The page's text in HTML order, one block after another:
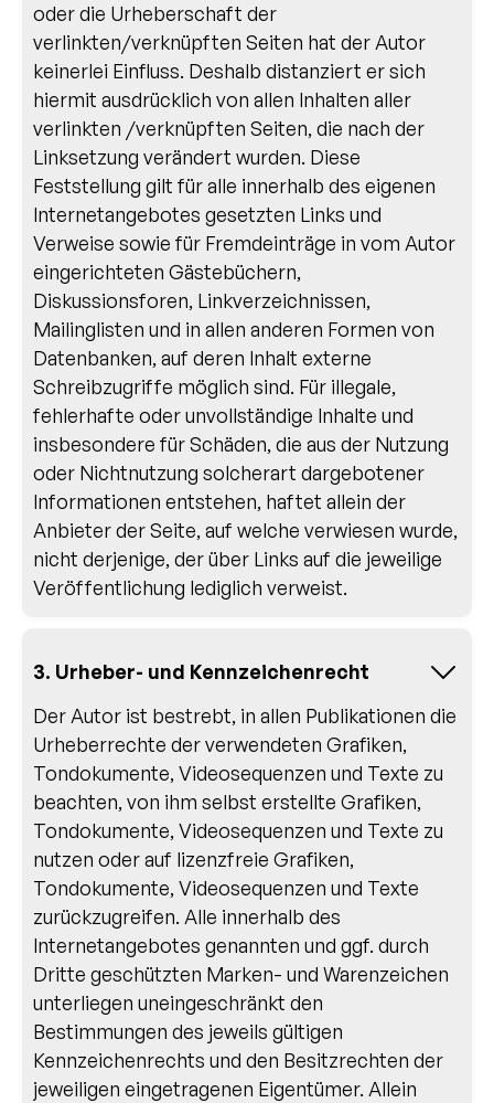
oder die Urheberschaft der
verlinkten/verknüpften Seiten hat der Autor
keinerlei Einfluss. Deshalb distanziert er sich
hiermit ausdrücklich von allen Inhalten aller
verlinkten /verknüpften Seiten, die nach der
Linksetzung verändert wurden. Diese
Feststellung gilt für alle innerhalb des eigenen
Internetangebotes gesetzten Links und
Verweise sowie für Fremdeinträge in vom Autor
eingerichteten Gästebüchern,
Diskussionsforen, Linkverzeichnissen,
Mailinglisten und in allen anderen Formen von
Datenbanken, auf deren Inhalt externe
Schreibzugriffe möglich sind. Für illegale,
fehlerhafte oder unvollständige Inhalte und
insbesondere für Schäden, die aus der Nutzung
oder Nichtnutzung solcherart dargebotener
Informationen entstehen, haftet allein der
Anbieter der Seite, auf welche verwiesen wurde,
nicht derjenige, der über Links auf die jeweilige
Veröffentlichung lediglich verweist.
3. Urheber- und Kennzeichenrecht
Der Autor ist bestrebt, in allen Publikationen die
Urheberrechte der verwendeten Grafiken,
Tondokumente, Videosequenzen und Texte zu
beachten, von ihm selbst erstellte Grafiken,
Tondokumente, Videosequenzen und Texte zu
nutzen oder auf lizenzfreie Grafiken,
Tondokumente, Videosequenzen und Texte
zurückzugreifen. Alle innerhalb des
Internetangebotes genannten und ggf. durch
Dritte geschützten Marken- und Warenzeichen
unterliegen uneingeschränkt den
Bestimmungen des jeweils gültigen
Kennzeichenrechts und den Besitzrechten der
jeweiligen eingetragenen Eigentümer. Allein